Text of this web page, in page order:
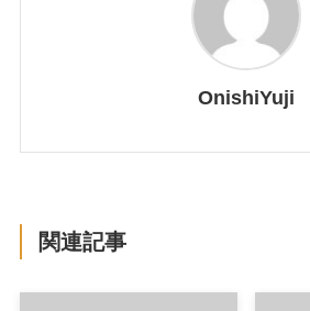
OnishiYuji
関連記事